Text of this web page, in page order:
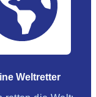
Weltretter